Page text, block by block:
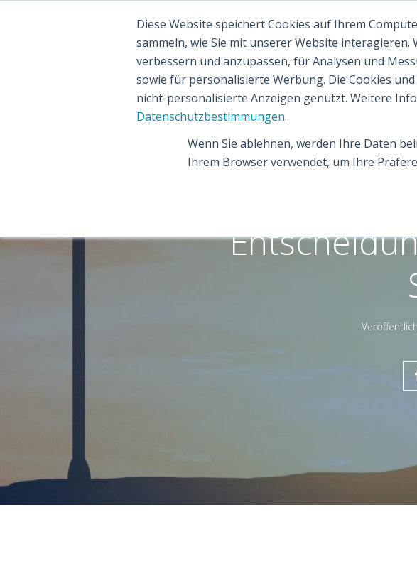
Diese Website speichert Cookies auf Ihrem
sammeln, wie Sie mit unserer Website
verbessern und anzupassen, für Analysen und
sowie für personalisierte Werbung. Die Cookies
nicht-personalisierte Anzeigen genutzt. Weitere
Datenschutzbestimmungen.
Wenn Sie ablehnen, werden Ihre Daten
Ihrem Browser verwendet, um Ihre
In 7